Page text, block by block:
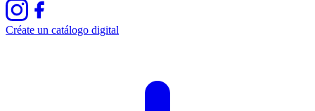
Créate un catálogo digital